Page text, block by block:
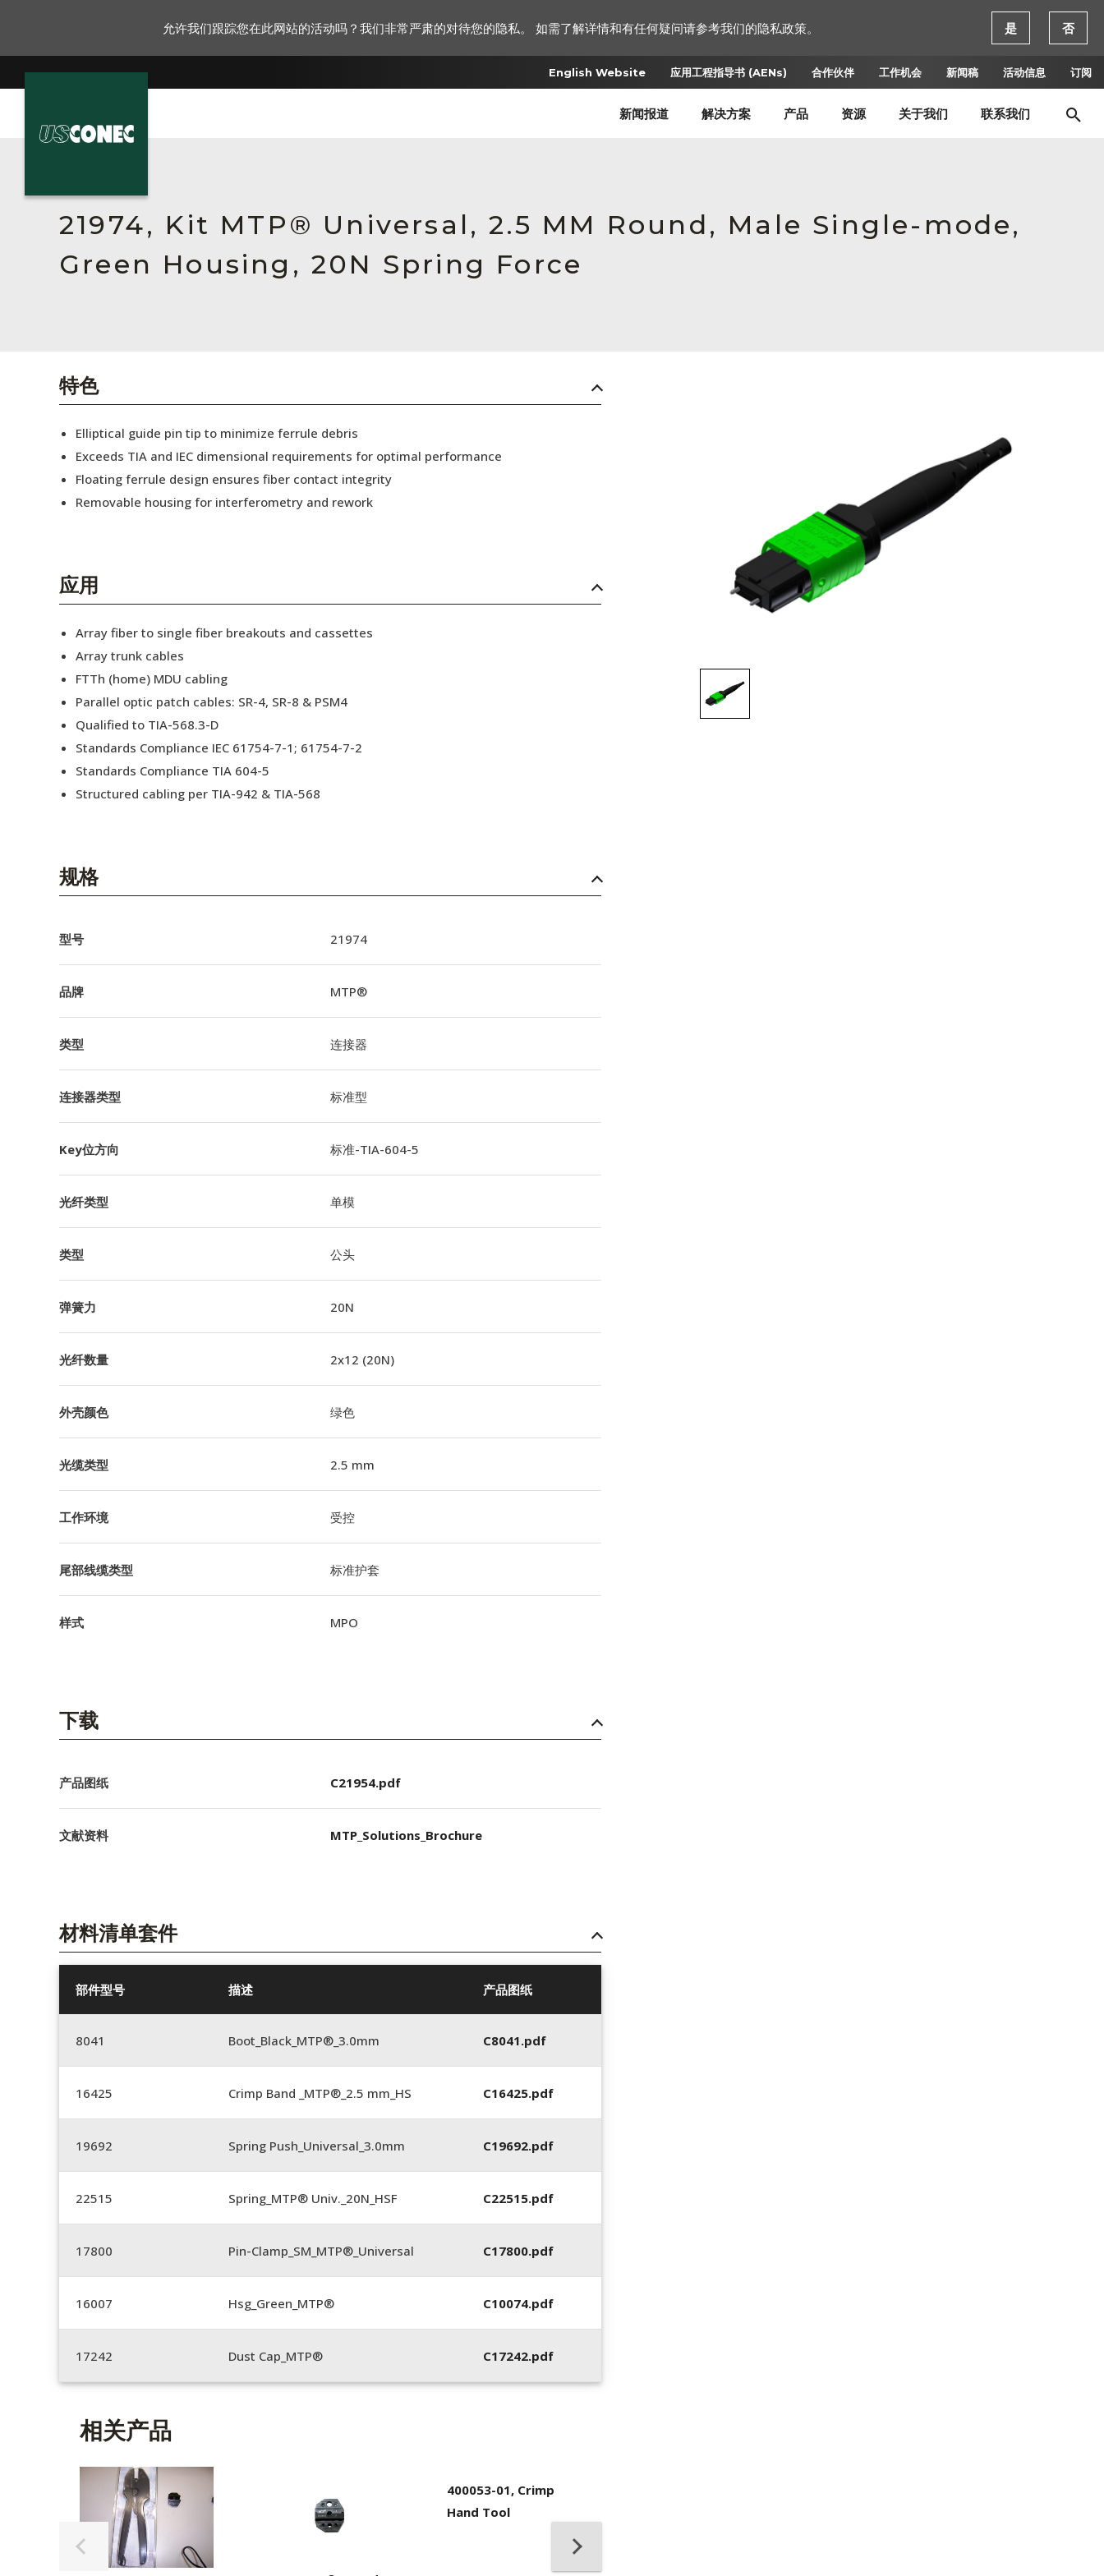
English Website 应用工程指导书 (AENs) 合作伙伴 工作机会 新闻稿 活动信息 订阅
新闻报道 解决方案 产品 资源 关于我们 联系我们
English Website
应用工程指导书 (AENs)
工作机会
21974, Kit MTP® Universal, 2.5 MM Round, Male Single-mode,
Green Housing, 20N Spring Force
特色
Elliptical guide pin tip to minimize ferrule debris
Exceeds TIA and IEC dimensional requirements for optimal performance
Floating ferrule design ensures fiber contact integrity
Removable housing for interferometry and rework
应用
Array fiber to single fiber breakouts and cassettes
Array trunk cables
FTTh (home) MDU cabling
Parallel optic patch cables: SR-4, SR-8 & PSM4
Qualified to TIA-568.3-D
Standards Compliance IEC 61754-7-1; 61754-7-2
Standards Compliance TIA 604-5
Structured cabling per TIA-942 & TIA-568
规格
型号 21974
品牌 MTP®
类型 连接器
连接器类型 标准型
Key位方向 标准-TIA-604-5
光纤类型 单模
类型 公头
弹簧力 20N
光纤数量 2x12 (20N)
外壳颜色 绿色
光缆类型 2.5 mm
工作环境 受控
尾部线缆类型 标准护套
样式 MPO
下载
产品图纸 C21954.pdf
文献资料 MTP_Solutions_Brochure
材料清单套件
部件型号 描述 产品图纸
8041 Boot_Black_MTP®_3.0mm C8041.pdf
16425 Crimp Band _MTP®_2.5 mm_HS C16425.pdf
19692 Spring Push_Universal_3.0mm C19692.pdf
22515 Spring_MTP® Univ._20N_HSF C22515.pdf
17800 Pin-Clamp_SM_MTP®_Universal C17800.pdf
16007 Hsg_Green_MTP® C10074.pdf
17242 Dust Cap_MTP® C17242.pdf
相关产品
400053-01, Crimp
Hand Tool
允许我们跟踪您在此网站的活动吗？我们非常严肃的对待您的隐私。 如需了解详情和有任何疑问请参考我们的隐私政策。 是 否